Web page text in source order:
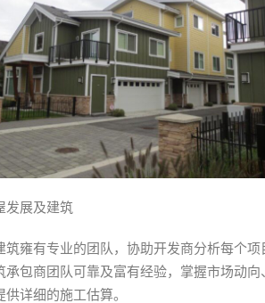
发展及建筑
筑雍有专业的团队，协助开发商分析每个
承包商团队可靠及富有经验，掌握市场动
供详细的施工估算。